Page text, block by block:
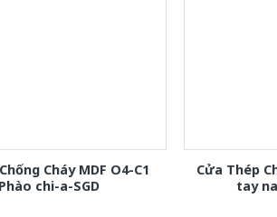
Cháy MDF O4-C1
Phào chi-a-SGD
Cửa Thép
tay